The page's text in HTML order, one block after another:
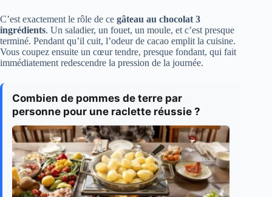
C’est exactement le rôle de ce gâteau au chocolat 3
ingrédients. Un saladier, un fouet, un moule, et c’est presque
terminé. Pendant qu’il cuit, l’odeur de cacao emplit la cuisine.
Vous coupez ensuite un cœur tendre, presque fondant, qui fait
immédiatement redescendre la pression de la journée.
Combien de pommes de terre par
personne pour une raclette réussie ?